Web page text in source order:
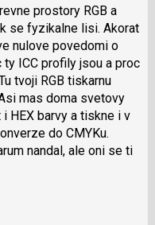
prostory RGB a
se fyzikalne lisi. Akorat
nulove povedomi o
ty ICC profily jsou a proc
tvoji RGB tiskarnu
mas doma svetovy
HEX barvy a tiskne i v
do CMYKu.
nandal, ale oni se ti